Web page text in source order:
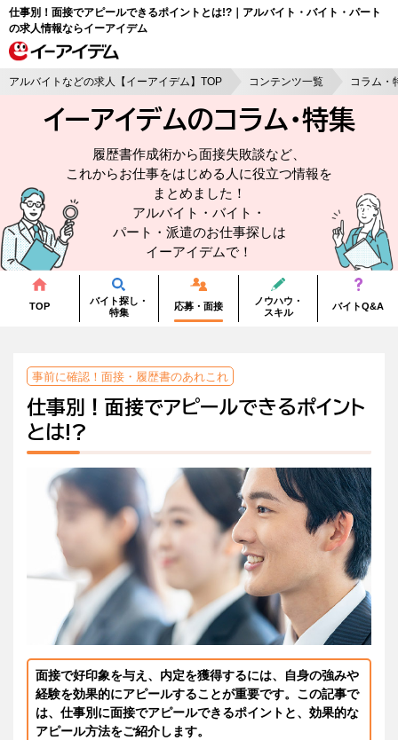
仕事別！面接でアピールできるポイントとは!?｜アルバイト・バイト・パート
の求人情報ならイーアイデム
アルバイトなどの求人【イーアイデム】TOP コンテンツ一覧 コラム・
イーアイデムのコラム・特集
履歴書作成術から面接失敗談など、
これからお仕事をはじめる人に役立つ情報を
まとめました！
アルバイト・バイト・
パート・派遣のお仕事探しは
イーアイデムで！
TOP
バイト探し・
特集
応募・面接
ノウハウ・
スキル
バイトQ&A
事前に確認！面接・履歴書のあれこれ
仕事別！面接でアピールできるポイント
とは!?
面接で好印象を与え、内定を獲得するには、自身の強みや
経験を効果的にアピールすることが重要です。この記事で
は、仕事別に面接でアピールできるポイントと、効果的な
アピール方法をご紹介します。